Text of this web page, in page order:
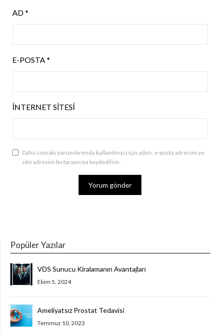
AD*
E-POSTA*
İNTERNET SITESI
Daha sonraki yorumlarımda kullanılması için adım, e-posta adresim ve
site adresim bu tarayıcıya kaydedilsin.
Popüler Yazılar
VDS Sunucu Kiralamanın Avantajları
Ekim 5, 2024
Ameliyatsız Prostat Tedavisi
Temmuz 10, 2023